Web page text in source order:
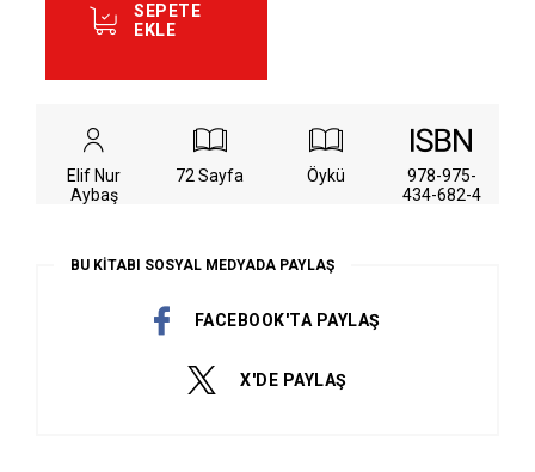
Elif Nur
Aybaş
72 Sayfa Öykü
978-975-
434-682-4
SEPETE
EKLE
BU KİTABI SOSYAL MEDYADA PAYLAŞ
FACEBOOK'TA PAYLAŞ
X'DE PAYLAŞ